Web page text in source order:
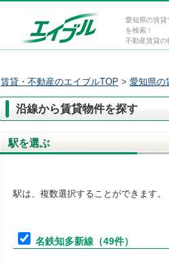
愛知県の賃貸
を検索！
不動産賃貸の
賃貸・不動産のエイブルTOP > 愛知県の
沿線から賃貸物件を探す
駅を選ぶ
駅は、複数選択することができます。
名鉄知多新線 （49件）